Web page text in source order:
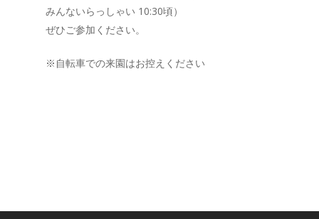
みんないらっしゃい 10:30頃）
ぜひご参加ください。
※自転車での来園はお控えください